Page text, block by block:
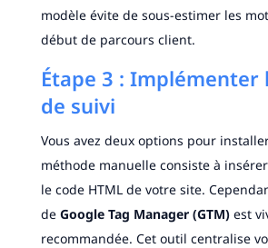
modèle évite de sous-estimer les
début de parcours client.
Étape 3 : Implémenter
de suivi
Vous avez deux options pour
méthode manuelle consiste à
le code HTML de votre site.
de Google Tag Manager (GTM)est
recommandée. Cet outil centralise